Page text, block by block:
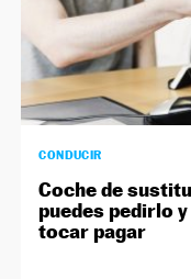
CONDUCIR
Coche de
puedes pedirlo
tocar pagar